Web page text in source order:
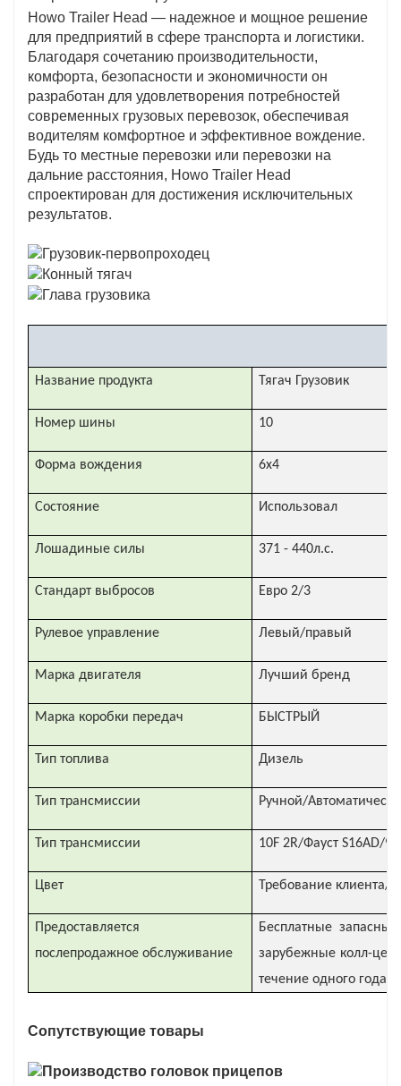
Howo Trailer Head — надежное и мощное решение
для предприятий в сфере транспорта и логистики.
Благодаря сочетанию производительности,
комфорта, безопасности и экономичности он
разработан для удовлетворения потребностей
современных грузовых перевозок, обеспечивая
водителям комфортное и эффективное вождение.
Будь то местные перевозки или перевозки на
дальние расстояния, Howo Trailer Head
спроектирован для достижения исключительных
результатов.
Название продукта Тягач Грузовик
Номер шины 10
Форма вождения 6x4
Состояние Использовал
Лошадиные силы 371 - 440л.с.
Стандарт выбросов Евро 2/3
Рулевое управление Левый/правый
Марка двигателя Лучший бренд
Марка коробки передач БЫСТРЫЙ
Тип топлива Дизель
Тип трансмиссии Ручной/
Тип трансмиссии 10F 2R/Фауст S16AD/9
Цвет Требование
Предоставляется
послепродажное обслуживание
Бесплатные
зарубежные колл-
течение одного года
Сопутствующие товары